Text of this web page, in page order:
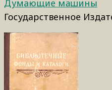
Думающие машины
Государственное